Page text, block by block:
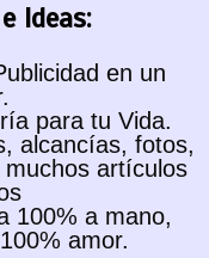
Ideas:
en un
para tu Vida.
alcancías, fotos,
artículos
100% a mano,
amor.